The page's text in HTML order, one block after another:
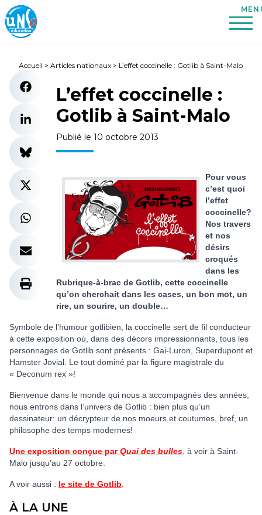
Accueil > Articles nationaux > L’effet coccinelle : Gotlib à Saint-Malo
L’effet coccinelle :
Gotlib à Saint-Malo
Publié le 10 octobre 2013
Pour vous
c’est quoi
l’effet
coccinelle?
Nos travers
et nos
désirs
croqués
dans les
Rubrique-à-brac de Gotlib, cette coccinelle
qu’on cherchait dans les cases, un bon mot, un
rire, un sourire, un double…
Symbole de l’humour gotlibien, la coccinelle sert de fil conducteur
à cette exposition où, dans des décors impressionnants, tous les
personnages de Gotlib sont présents : Gai-Luron, Superdupont et
Hamster Jovial. Le tout dominé par la figure magistrale du
« Deconum rex »!
Bienvenue dans le monde qui nous a accompagnés des années,
nous entrons dans l’univers de Gotlib : bien plus qu’un
dessinateur: un décrypteur de nos moeurs et coutumes, bref, un
philosophe des temps modernes!
Une exposition conçue parQuai des bulles , à voir à Saint-
Malo jusqu’au 27 octobre.
A voir aussi : le site de Gotlib.
À LA UNE